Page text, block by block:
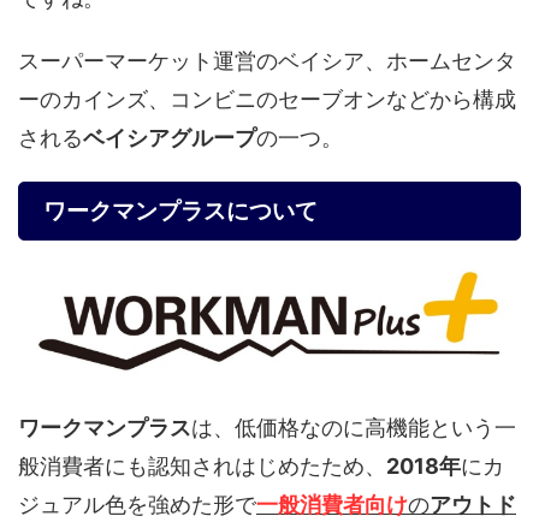
スーパーマーケット運営のベイシア、ホームセンタ
ーのカインズ、コンビニのセーブオンなどから構成
されるベイシアグループの一つ。
ワークマンプラスについて
ワークマンプラスは、低価格なのに高機能という一
般消費者にも認知されはじめたため、 2018年にカ
ジュアル色を強めた形で一般消費者向けのアウトド